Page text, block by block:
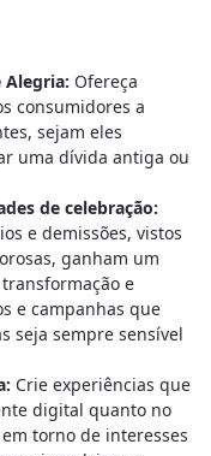
Alegria: Ofereça
consumidores a
sejam eles
uma dívida antiga ou
de celebração:
e demissões, vistos
ganham um
e
e campanhas que
seja sempre sensível
Crie experiências que
digital quanto no
torno de interesses